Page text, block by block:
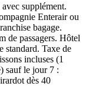
supplément.
Enterair ou
bagage.
de passagers. Hôtel
Taxe de
incluses (1
sauf le jour 7 :
dès 40